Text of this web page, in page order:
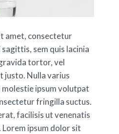
amet, consectetur
sem quis lacinia
tortor, vel
justo. Nulla varius
molestie ipsum volutpat
fringilla suctus.
facilisis ut venenatis
Lorem ipsum dolor sit